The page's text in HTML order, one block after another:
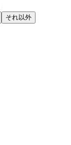
それ以外